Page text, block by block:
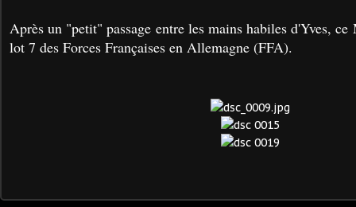
Après un "petit" passage entre les mains habiles d'Yves, ce
lot 7 des Forces Françaises en Allemagne (FFA).